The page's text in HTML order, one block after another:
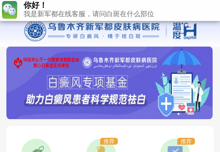
推荐 推荐